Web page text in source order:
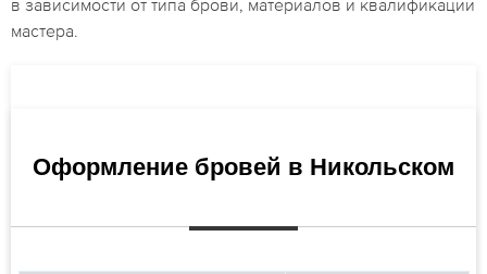
в зависимости от типа брови, материалов и квалификации
мастера.
Оформление бровей в Никольском